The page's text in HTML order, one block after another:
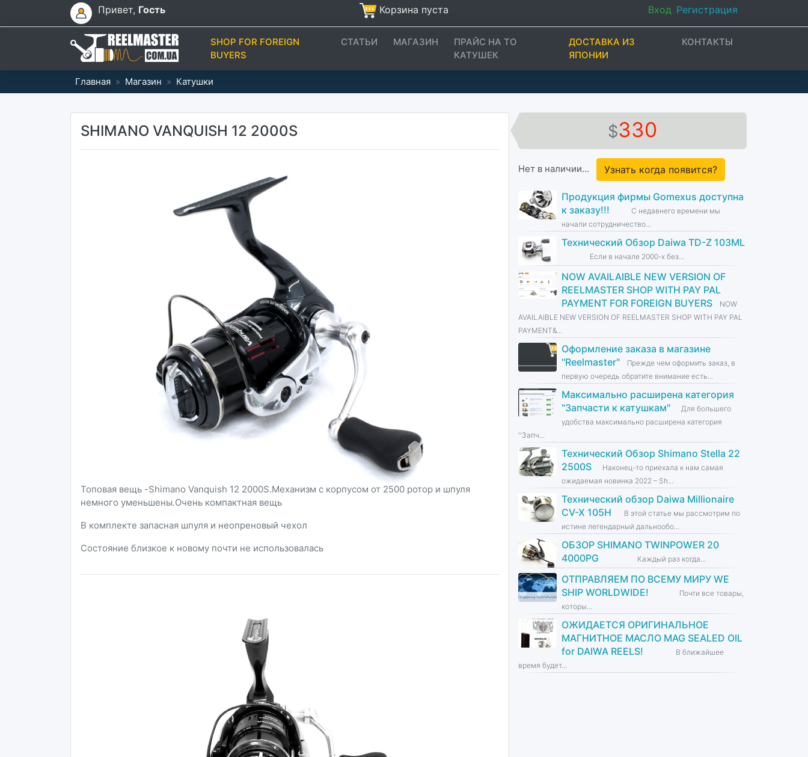
Привет, Гость Корзина пуста Вход Регистрация
SHOP FOR FOREIGN
BUYERS
СТАТЬИ МАГАЗИН
ПРАЙС НА ТО
КАТУШЕК
ДОСТАВКА ИЗ
ЯПОНИИ
КОНТАКТЫ
Главная » Магазин » Катушки
$330
Нет в наличии... Узнать когда появится?
Продукция фирмы Gomexus доступна
к заказу!!!
С недавнего времени мы
начали сотрудничество...
Технический Обзор Daiwa TD-Z 103ML
Если в начале 2000-х без...
NOW AVAILAIBLE NEW VERSION OF
REELMASTER SHOP WITH PAY PAL
PAYMENT FOR FOREIGN BUYERS
NOW
AVAILAIBLE NEW VERSION OF REELMASTER SHOP WITH PAY PAL
PAYMENT&...
Оформление заказа в магазине
''Reelmaster''
Прежде чем оформить заказ, в
первую очередь обратите внимание есть...
Максимально расширена категория
''Запчасти к катушкам''
Для большего
удобства максимально расширена категория
''Запч...
Технический Обзор Shimano Stella 22
2500S
Наконец-то приехала к нам самая
ожидаемая новинка 2022 – Sh...
Технический обзор Daiwa Millionaire
CV-X 105H
В этой статье мы рассмотрим по
истине легендарный дальнообо...
ОБЗОР SHIMANO TWINPOWER 20
4000PG
Каждый раз когда...
ОТПРАВЛЯЕМ ПО ВСЕМУ МИРУ WE
SHIP WORLDWIDE!
Почти все товары,
которы...
ОЖИДАЕТСЯ ОРИГИНАЛЬНОЕ
МАГНИТНОЕ МАСЛО MAG SEALED OIL
for DAIWA REELS!
В ближайшее
время будет...
SHIMANO VANQUISH 12 2000S
Топовая вещь -Shimano Vanquish 12 2000S.Механизм с корпусом от 2500 ротор и шпуля
немного уменьшены.Очень компактная вещь
В комплекте запасная шпуля и неопреновый чехол
Состояние близкое к новому почти не использовалась